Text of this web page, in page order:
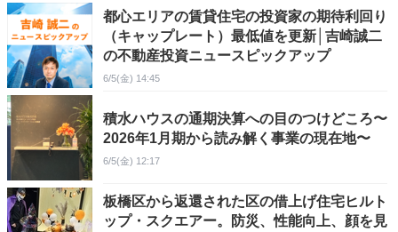
都心エリアの賃貸住宅の投資家の期待利回り
（キャップレート）最低値を更新│吉崎誠二
の不動産投資ニュースピックアップ
6/5(金) 14:45
積水ハウスの通期決算への目のつけどころ〜
2026年1月期から読み解く事業の現在地〜
6/5(金) 12:17
板橋区から返還された区の借上げ住宅ヒルト
ップ・スクエアー。防災、性能向上、顔を見